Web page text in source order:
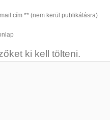
cím ** (nem kerül publikálásra)
ki kell tölteni.